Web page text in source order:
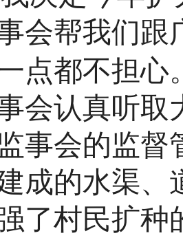
会帮我们跟
点都不担心
会认真听取
事会的监督
成的水渠、
了村民扩种